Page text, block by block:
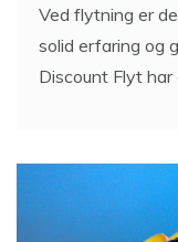
Ved flytning er
solid erfaring og
Discount Flyt